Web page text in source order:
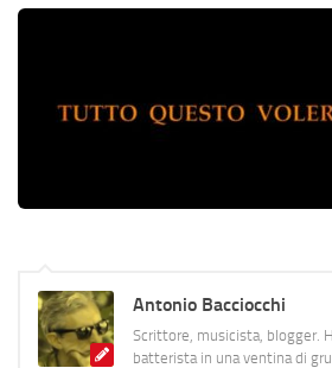
Antonio Bacciocchi
Scrittore, musicista, blogger.
batterista in una ventina di